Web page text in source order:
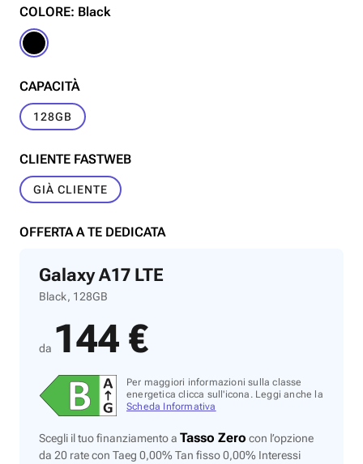
COLORE: Black
CAPACITÀ
128GB
CLIENTE FASTWEB
GIÀ CLIENTE
OFFERTA A TE DEDICATA
Galaxy A17 LTE
Black, 128GB
da 144 €
Per maggiori informazioni sulla classe
energetica clicca sull'icona. Leggi anche la
Scheda Informativa
Scegli il tuo finanziamento a Tasso Zero con l’opzione
da 20 rate con Taeg 0,00% Tan fisso 0,00% Interessi